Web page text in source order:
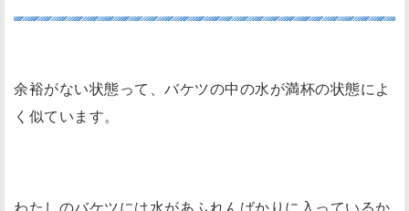
余裕がない状態って、バケツの中の水が満杯の状態によ
く似ています。